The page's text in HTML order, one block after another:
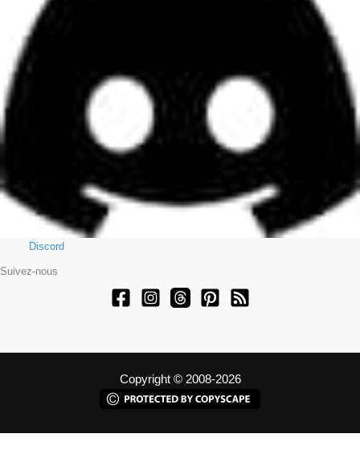
Discord
Suivez-nous
Copyright © 2008-2026